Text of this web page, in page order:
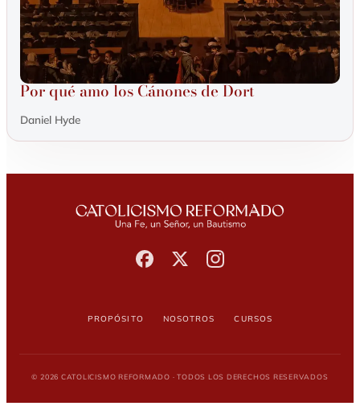
Por qué amo los Cánones de Dort
Daniel Hyde
Propósito Nosotros Cursos
© 2026 Catolicismo Reformado · Todos los derechos reservados